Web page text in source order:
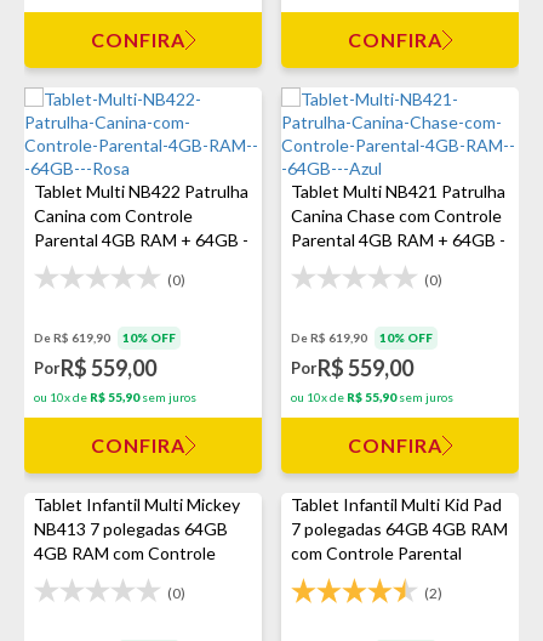
CONFIRA CONFIRA
Tablet Multi NB422 Patrulha
Canina com Controle
Parental 4GB RAM + 64GB -
Rosa
(0)
De R$ 619,90 10% OFF
PorR$ 559,00
ou 10x de R$ 55,90sem juros
CONFIRA
Tablet Multi NB421 Patrulha
Canina Chase com Controle
Parental 4GB RAM + 64GB -
Azul
(0)
De R$ 619,90 10% OFF
PorR$ 559,00
ou 10x de R$ 55,90sem juros
CONFIRA
Tablet Infantil Multi Mickey
NB413 7 polegadas 64GB
4GB RAM com Controle
Parental - Preto
(0)
Tablet Infantil Multi Kid Pad
7 polegadas 64GB 4GB RAM
com Controle Parental
(2)